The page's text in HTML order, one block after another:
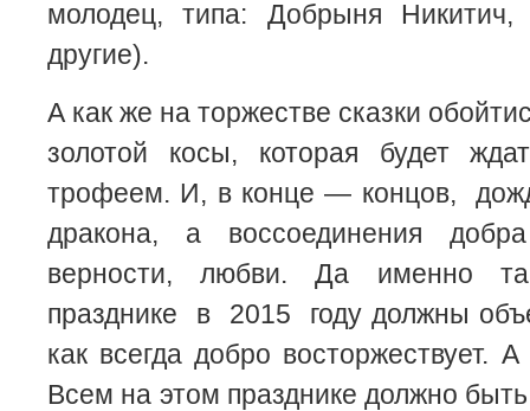
молодец, типа: Добрыня
другие).
А как же на торжестве сказки
золотой косы, которая будет
трофеем. И, в конце — концов,
дракона, а воссоединения
верности, любви. Да именно
празднике в 2015 году должны
как всегда добро восторжествует.
Всем на этом празднике должно